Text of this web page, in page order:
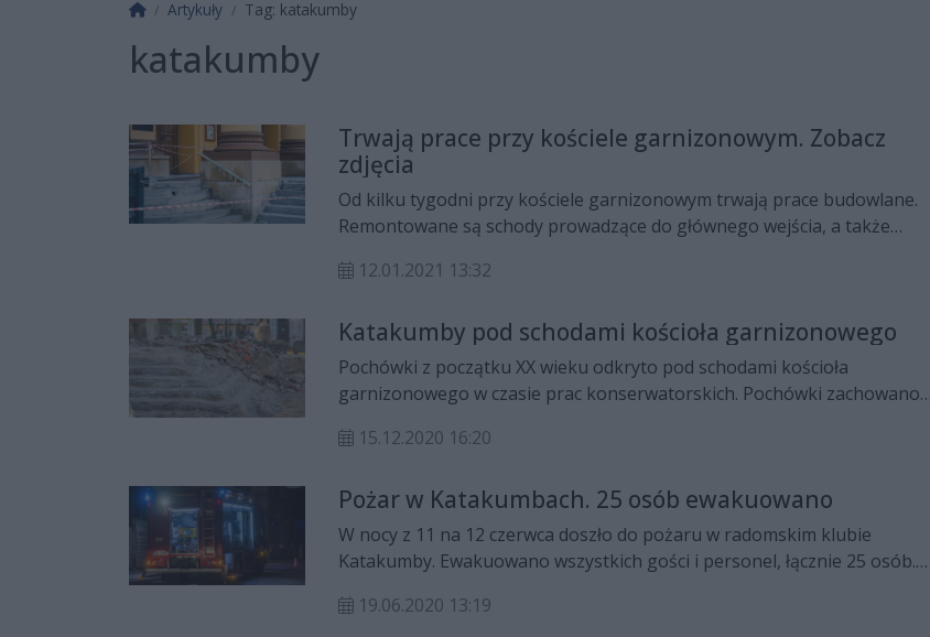
Strona główna
Artykuły Tag: katakumby
katakumby
Trwają prace przy kościele garnizonowym. Zobacz
zdjęcia
Od kilku tygodni przy kościele garnizonowym trwają prace budowlane.
Remontowane są schody prowadzące do głównego wejścia, a także
przypomnijmy - w ich trakcie robotnicy natknęli się na nieznane
12.01.2021 13:32
Katakumby pod schodami kościoła garnizonowego
Pochówki z początku XX wieku odkryto pod schodami kościoła
garnizonowego w czasie prac konserwatorskich. Pochówki zachowano,
15.12.2020 16:20
Pożar w Katakumbach. 25 osób ewakuowano
W nocy z 11 na 12 czerwca doszło do pożaru w radomskim klubie
Katakumby. Ewakuowano wszystkich gości i personel, łącznie 25 osób.
19.06.2020 13:19